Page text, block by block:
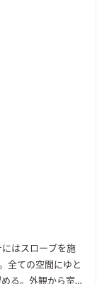
はスロープを施
全ての空間にゆと
る。外観から室内